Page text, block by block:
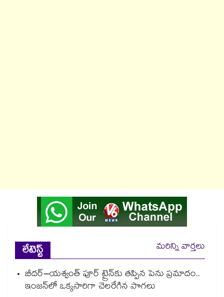
లేటెస్ట్
మరిన్ని వార్తలు
బీదర్–యశ్వంత్ పూర్ ట్రైన్‎కు తప్పిన పెను ప్రమాదం..
ఇంజన్‎లో ఒక్కసారిగా చెలరేగిన పొగలు